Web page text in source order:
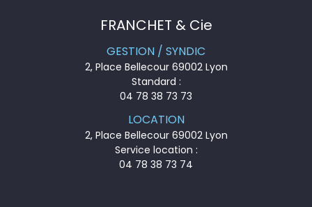
FRANCHET & Cie
GESTION / SYNDIC
2, Place Bellecour 69002 Lyon
Standard :
04 78 38 73 73
LOCATION
2, Place Bellecour 69002 Lyon
Service location :
04 78 38 73 74